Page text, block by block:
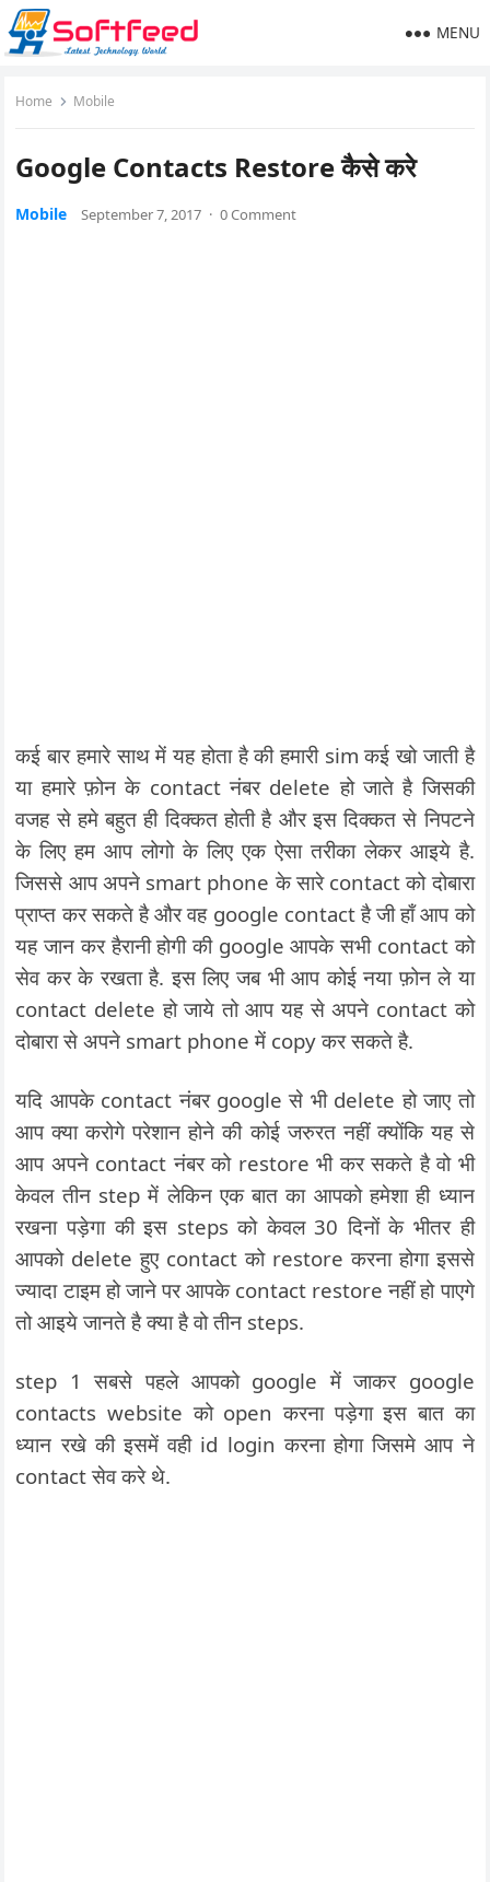
MENU
Home Mobile
Google Contacts Restore कैसे करे
Mobile September 7, 2017 · 0 Comment
कई बार हमारे साथ में यह होता है की हमारी sim कई खो जाती है
या हमारे फ़ोन के contact नंबर delete हो जाते है जिसकी
वजह से हमे बहुत ही दिक्कत होती है और इस दिक्कत से निपटने
के लिए हम आप लोगो के लिए एक ऐसा तरीका लेकर आइये है.
जिससे आप अपने smart phone के सारे contact को दोबारा
प्राप्त कर सकते है और वह google contact है जी हाँ आप को
यह जान कर हैरानी होगी की google आपके सभी contact को
सेव कर के रखता है. इस लिए जब भी आप कोई नया फ़ोन ले या
contact delete हो जाये तो आप यह से अपने contact को
दोबारा से अपने smart phone में copy कर सकते है.
यदि आपके contact नंबर google से भी delete हो जाए तो
आप क्या करोगे परेशान होने की कोई जरुरत नहीं क्योंकि यह से
आप अपने contact नंबर को restore भी कर सकते है वो भी
केवल तीन step में लेकिन एक बात का आपको हमेशा ही ध्यान
रखना पड़ेगा की इस steps को केवल 30 दिनों के भीतर ही
आपको delete हुए contact को restore करना होगा इससे
ज्यादा टाइम हो जाने पर आपके contact restore नहीं हो पाएगे
तो आइये जानते है क्या है वो तीन steps.
step 1 सबसे पहले आपको google में जाकर google
contacts website को open करना पड़ेगा इस बात का
ध्यान रखे की इसमें वही id login करना होगा जिसमे आप ने
contact सेव करे थे.